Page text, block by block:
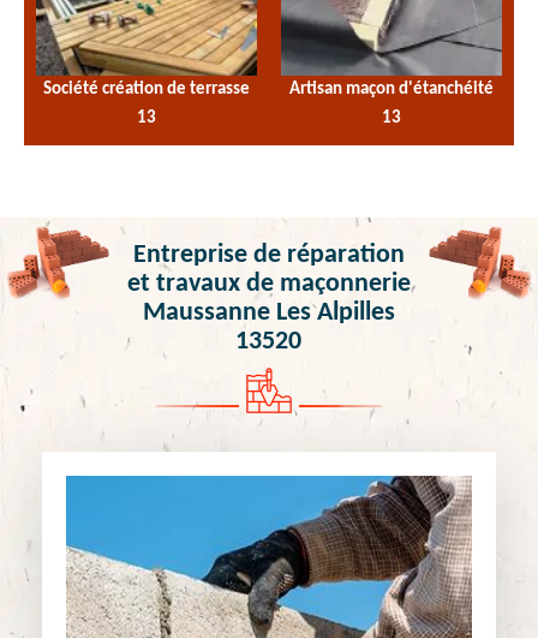
Société création de terrasse
13
Artisan maçon d'étanchéité
13
Entreprise de réparation
et travaux de maçonnerie
Maussanne Les Alpilles
13520